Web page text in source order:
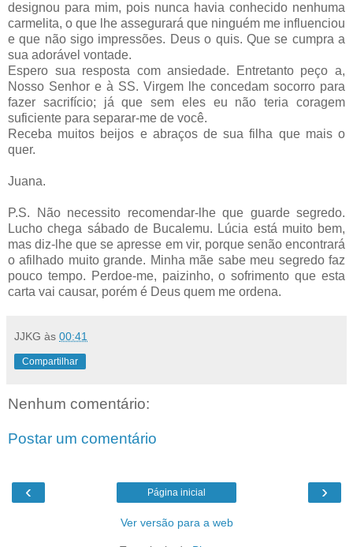
designou para mim, pois nunca havia conhecido nenhuma
carme­lita, o que lhe assegurará que ninguém me influenciou
e que não sigo impressões. Deus o quis. Que se cumpra a
sua adorável vontade.
Espero sua resposta com ansiedade. Entretanto peço a,
Nosso Senhor e à SS. Virgem lhe concedam socorro para
fazer sacrifício; já que sem eles eu não teria coragem
suficiente para separar-me de você.
Receba muitos beijos e abraços de sua filha que mais o
quer.
Juana.
P.S. Não necessito recomendar-lhe que guarde segredo.
Lucho chega sábado de Bucalemu. Lúcia está muito bem,
mas diz-lhe que se apresse em vir, porque senão encontrará
o afilhado muito grande. Minha mãe sabe meu segredo faz
pouco tempo. Perdoe-me, paizinho, o sofrimento que esta
carta vai causar, porém é Deus quem me ordena.
JJKG às 00:41
Compartilhar
Nenhum comentário:
Postar um comentário
‹ ›
Página inicial
Ver versão para a web